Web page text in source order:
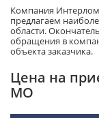
Компания
предлагаем
области.
обращения в
объекта заказчика.
Цена на
МО